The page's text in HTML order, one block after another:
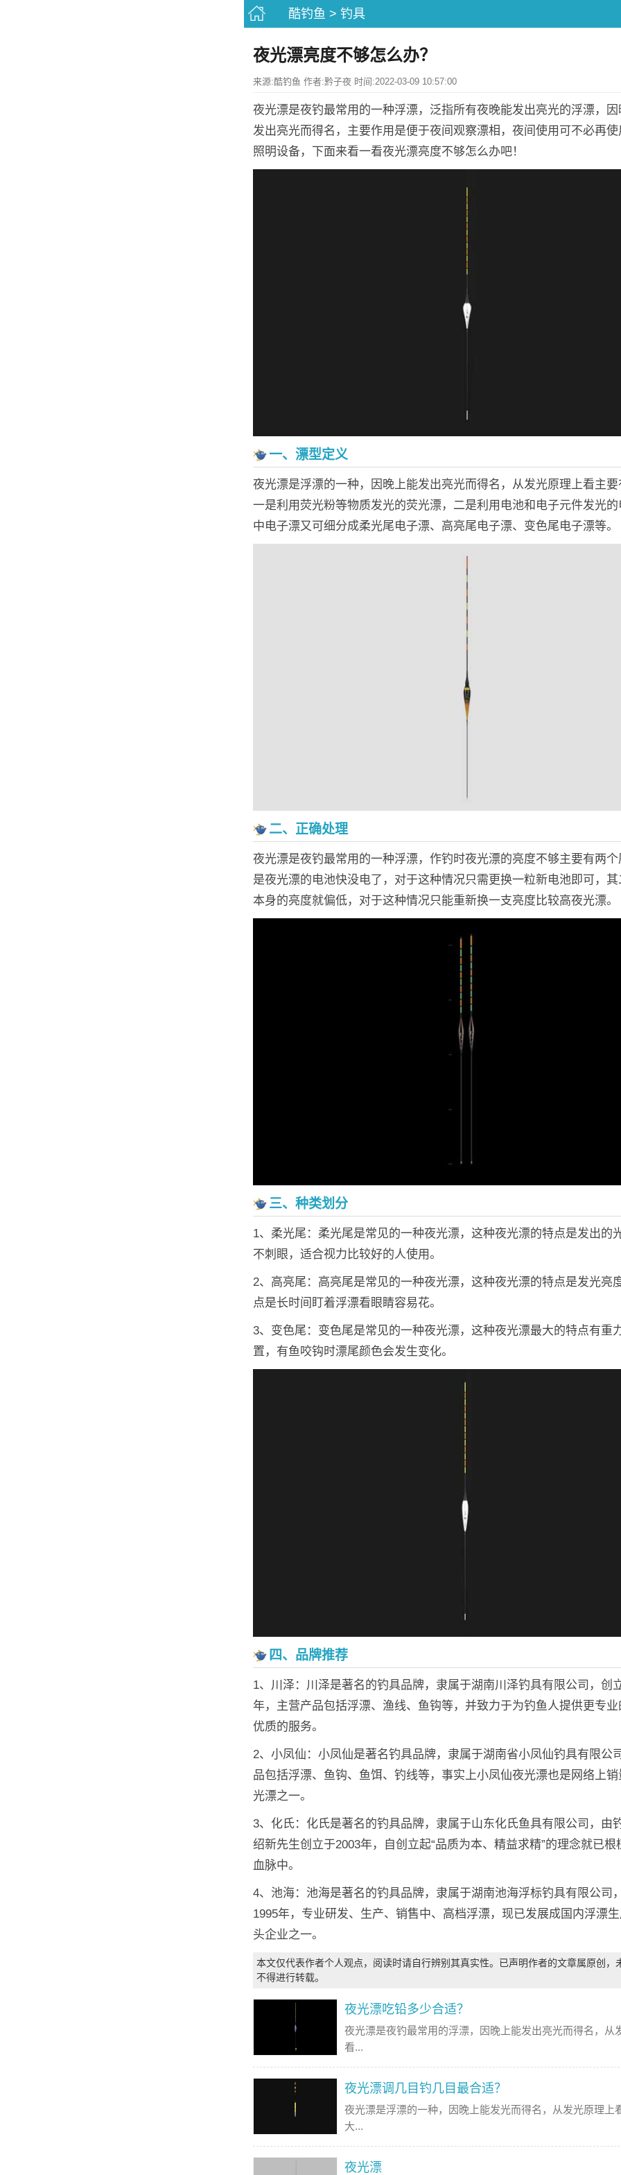
酷钓鱼 > 钓具
夜光漂亮度不够怎么办？
来源:酷钓鱼 作者:黔子夜 时间:2022-03-09 10:57:00
夜光漂是夜钓最常用的一种浮漂，泛指所有夜晚能发出亮光的浮漂，
发出亮光而得名，主要作用是便于夜间观察漂相，夜间使用可不必再
照明设备，下面来看一看夜光漂亮度不够怎么办吧！
一、漂型定义
夜光漂是浮漂的一种，因晚上能发出亮光而得名，从发光原理上看主要
一是利用荧光粉等物质发光的荧光漂，二是利用电池和电子元件发光
中电子漂又可细分成柔光尾电子漂、高亮尾电子漂、变色尾电子漂等。
二、正确处理
夜光漂是夜钓最常用的一种浮漂，作钓时夜光漂的亮度不够主要有两
是夜光漂的电池快没电了，对于这种情况只需更换一粒新电池即可，
本身的亮度就偏低，对于这种情况只能重新换一支亮度比较高夜光漂。
三、种类划分
1、柔光尾：柔光尾是常见的一种夜光漂，这种夜光漂的特点是发出的
不刺眼，适合视力比较好的人使用。
2、高亮尾：高亮尾是常见的一种夜光漂，这种夜光漂的特点是发光亮
点是长时间盯着浮漂看眼睛容易花。
3、变色尾：变色尾是常见的一种夜光漂，这种夜光漂最大的特点有重
置，有鱼咬钩时漂尾颜色会发生变化。
四、品牌推荐
1、川泽：川泽是著名的钓具品牌，隶属于湖南川泽钓具有限公司，创
年，主营产品包括浮漂、渔线、鱼钩等，并致力于为钓鱼人提供更专
优质的服务。
2、小凤仙：小凤仙是著名钓具品牌，隶属于湖南省小凤仙钓具有限公
品包括浮漂、鱼钩、鱼饵、钓线等，事实上小凤仙夜光漂也是网络上
光漂之一。
3、化氏：化氏是著名的钓具品牌，隶属于山东化氏鱼具有限公司，由
绍新先生创立于2003年，自创立起“品质为本、精益求精”的理念就已根
血脉中。
4、池海：池海是著名的钓具品牌，隶属于湖南池海浮标钓具有限公司
1995年，专业研发、生产、销售中、高档浮漂，现已发展成国内浮漂
头企业之一。
本文仅代表作者个人观点，阅读时请自行辨别其真实性。已声明作者的文章属原创，
不得进行转载。
夜光漂吃铅多少合适？
夜光漂是夜钓最常用的浮漂，因晚上能发出亮光而得名，从
看...
夜光漂调几目钓几目最合适？
夜光漂是浮漂的一种，因晚上能发光而得名，从发光原理上
大...
夜光漂